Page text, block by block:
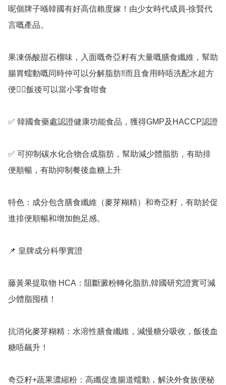
呢個牌子喺韓國有好高信賴度嫁！由少女時代成員-徐賢代
言嘅產品。
果凍係酸甜石榴味，入面嘅奇亞籽有大量嘅膳食纖維，幫助
腸胃蠕動嘅同時仲可以分解脂肪‼️而且食用時唔洗配水超方
便👍🏻飯後可以當小零食咁食
✅ 韓國食藥處認證健康功能食品，獲得GMP及HACCP認證
✅ 可抑制碳水化合物合成脂肪，幫助減少體脂肪，有助排
便順暢，有助抑制餐後血糖上升
特色：成分包含膳食纖維（麥芽糊精）和奇亞籽，有助於促
進排便順暢和增加飽足感。
📌 皇牌成分科學實證
藤黃果提取物 HCA：阻斷澱粉轉化脂肪,韓國研究證實可減
少體脂囤積！
抗消化麥芽糊精：水溶性膳食纖維，減慢糖分吸收，飯後血
糖唔飆升！
奇亞籽+蔬果濃縮粉：高纖促進腸道蠕動，解決外食族便秘